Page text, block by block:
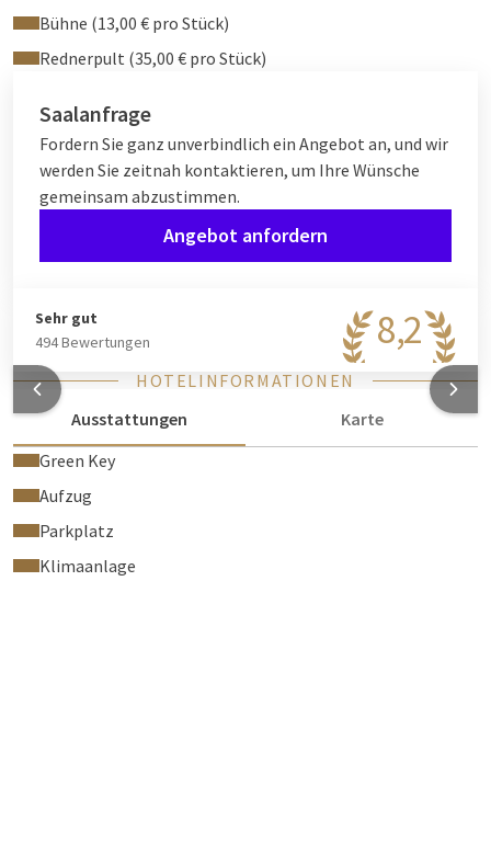
Bühne (13,00 € pro Stück)
Rednerpult (35,00 € pro Stück)
Saalanfrage
Fordern Sie ganz unverbindlich ein Angebot an, und wir
werden Sie zeitnah kontaktieren, um Ihre Wünsche
gemeinsam abzustimmen.
Angebot anfordern
8,2
Sehr gut
494 Bewertungen
HOTELINFORMATIONEN
Ausstattungen
Karte
Green Key
Aufzug
Parkplatz
Klimaanlage